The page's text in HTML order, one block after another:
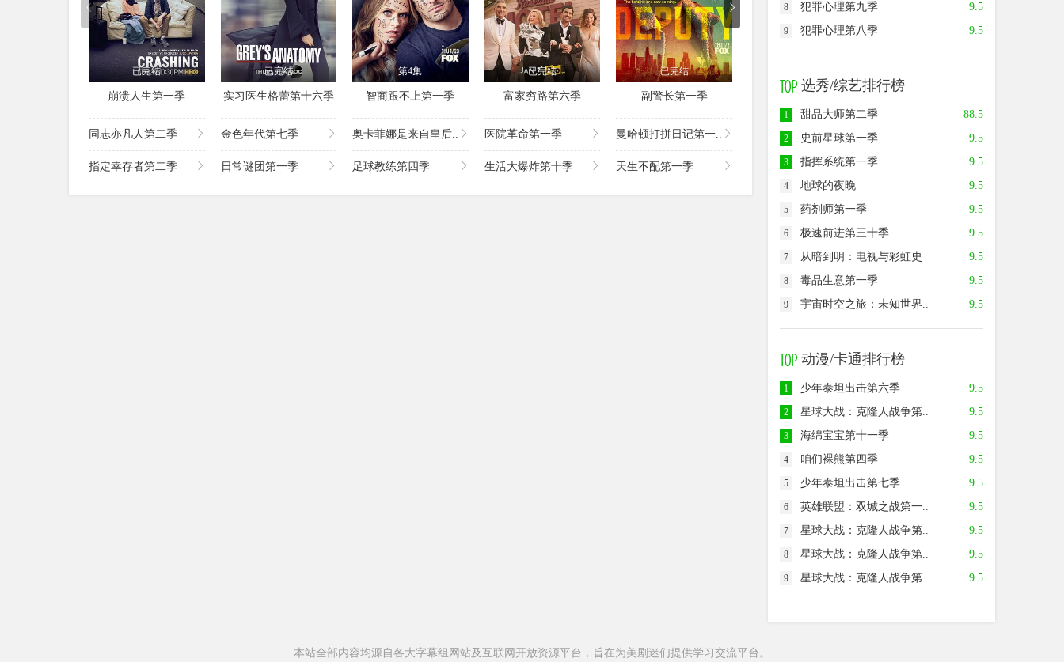
已完结
崩溃人生第一季
已完结
实习医生格蕾第十六季
第4集
智商跟不上第一季
已完结
富家穷路第六季
已完结
副警长第一季 命运航班第二季 天堂岛疑云第九季
同志亦凡人第二季 金色年代第七季 奥卡菲娜是来自皇后.. 医院革命第一季 曼哈顿打拼日记第一..
指定幸存者第二季 日常谜团第一季 足球教练第四季 生活大爆炸第十季 天生不配第一季
9.5
8
犯罪心理第九季
9.5
9 犯罪心理第八季
选秀/综艺排行榜
88.5
1
甜品大师第二季
9.5
2
史前星球第一季
9.5
3
指挥系统第一季
9.5
4
地球的夜晚
9.5
5
药剂师第一季
9.5
6
极速前进第三十季
9.5
7
从暗到明：电视与彩虹史
9.5
8
毒品生意第一季
9.5
9 宇宙时空之旅：未知世界..
动漫/卡通排行榜
9.5
1
少年泰坦出击第六季
9.5
2
星球大战：克隆人战争第..
9.5
3
海绵宝宝第十一季
9.5
4
咱们裸熊第四季
9.5
5
少年泰坦出击第七季
9.5
6
英雄联盟：双城之战第一..
9.5
7
星球大战：克隆人战争第..
9.5
8
星球大战：克隆人战争第..
9.5
9 星球大战：克隆人战争第..
本站全部内容均源自各大字幕组网站及互联网开放资源平台，旨在为美剧迷们提供学习交流平台。